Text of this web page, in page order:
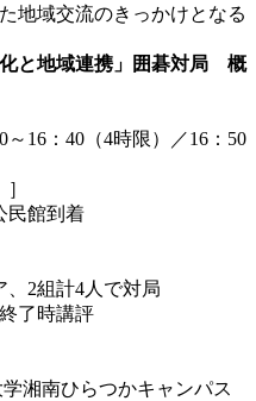
地域交流のきっかけとなる
と地域連携」囲碁対局 概
16：40（4時限）／16：50
民館到着
2組計4人で対局
了時講評
湘南ひらつかキャンパス